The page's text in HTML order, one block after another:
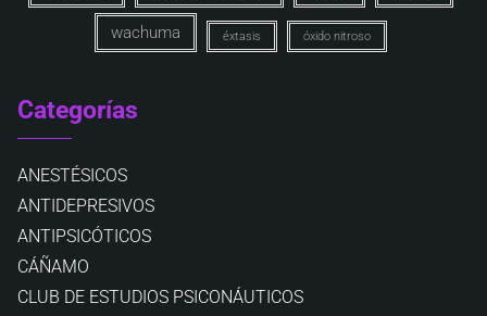
wachuma éxtasis óxido nitroso
Categorías
ANESTÉSICOS
ANTIDEPRESIVOS
ANTIPSICÓTICOS
CÁÑAMO
CLUB DE ESTUDIOS PSICONÁUTICOS